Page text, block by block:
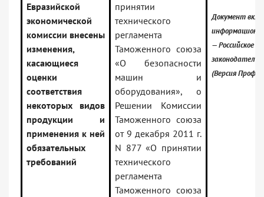
Евразийской
экономической
комиссии внесены
изменения,
касающиеся
оценки
соответствия
некоторых видов
продукции и
применения к ней
обязательных
требований
принятии
технического
регламента
Таможенного союза
«О безопасности
машин и
оборудования», о
Решении Комиссии
Таможенного союза
от 9 декабря 2011 г.
N 877 «О принятии
технического
регламента
Таможенного союза
Документ
— Российское
(Версия Проф)